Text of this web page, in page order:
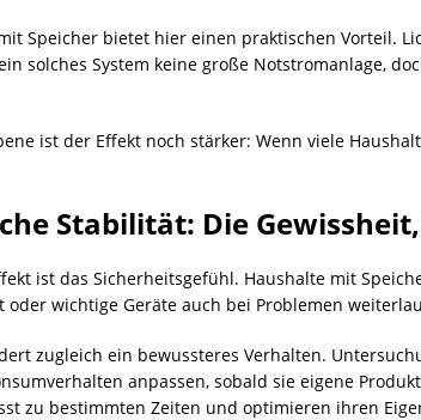
Speicher bietet hier einen praktischen Vorteil.
solches System keine große Notstromanlage,
ist der Effekt noch stärker: Wenn viele
Stabilität: Die
ist das Sicherheitsgefühl. Haushalte mit
oder wichtige Geräte auch bei Problemen
zugleich ein bewussteres Verhalten.
anpassen, sobald sie eigene
zu bestimmten Zeiten und optimieren ihren